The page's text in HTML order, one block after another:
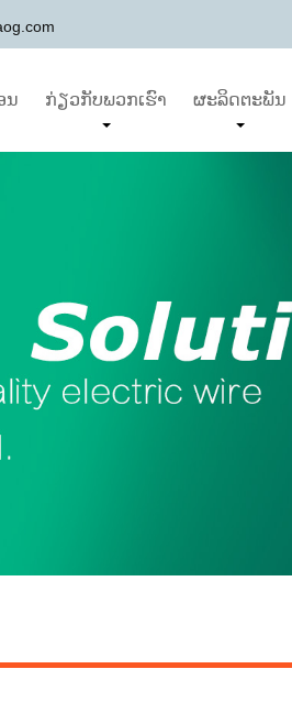
ນ ກ່ຽວ​ກັບ​ພວກ​ເຮົາ ຜະລິດຕະພັນ